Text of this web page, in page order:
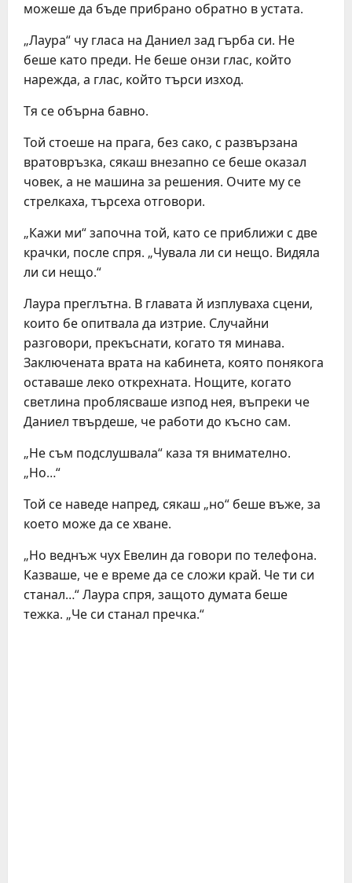
можеше да бъде прибрано обратно в устата.
„Лаура“ чу гласа на Даниел зад гърба си. Не
беше като преди. Не беше онзи глас, който
нарежда, а глас, който търси изход.
Тя се обърна бавно.
Той стоеше на прага, без сако, с развързана
вратовръзка, сякаш внезапно се беше оказал
човек, а не машина за решения. Очите му се
стрелкаха, търсеха отговори.
„Кажи ми“ започна той, като се приближи с две
крачки, после спря. „Чувала ли си нещо. Видяла
ли си нещо.“
Лаура преглътна. В главата й изплуваха сцени,
които бе опитвала да изтрие. Случайни
разговори, прекъснати, когато тя минава.
Заключената врата на кабинета, която понякога
оставаше леко открехната. Нощите, когато
светлина проблясваше изпод нея, въпреки че
Даниел твърдеше, че работи до късно сам.
„Не съм подслушвала“ каза тя внимателно.
„Но…“
Той се наведе напред, сякаш „но“ беше въже, за
което може да се хване.
„Но веднъж чух Евелин да говори по телефона.
Казваше, че е време да се сложи край. Че ти си
станал…“ Лаура спря, защото думата беше
тежка. „Че си станал пречка.“